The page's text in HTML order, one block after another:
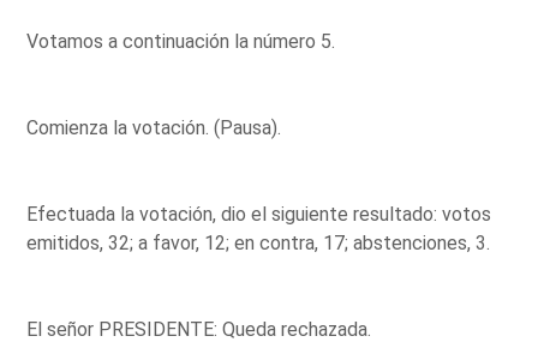
Votamos a continuación la número 5.
Comienza la votación. (Pausa).
Efectuada la votación, dio el siguiente resultado: votos
emitidos, 32; a favor, 12; en contra, 17; abstenciones, 3.
El señor PRESIDENTE: Queda rechazada.